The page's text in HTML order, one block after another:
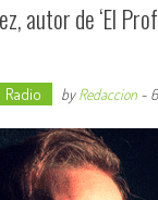
autor de ‘El
Radio byRedaccion-